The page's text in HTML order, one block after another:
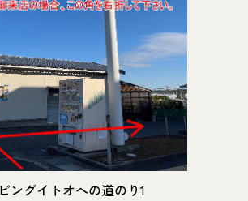
ングイトオへの道のり1